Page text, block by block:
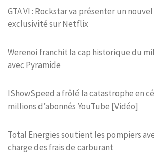
GTA VI : Rockstar va présenter un
exclusivité sur Netflix
Werenoi franchit la cap historique du
avec Pyramide
IShowSpeed a frôlé la catastrophe en
millions d’abonnés YouTube [Vidéo]
Total Energies soutient les pompiers
charge des frais de carburant